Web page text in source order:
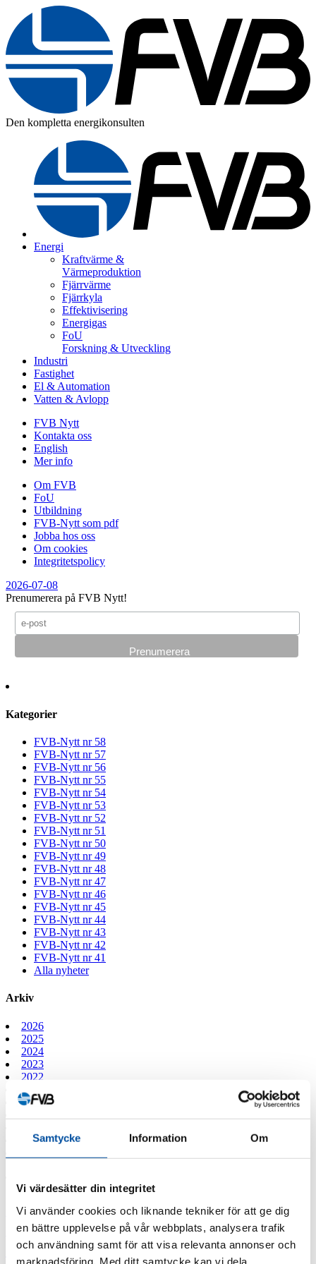
Samtycke Information Om
Vi värdesätter din integritet
Vi använder cookies och liknande tekniker för att ge dig
en bättre upplevelse på vår webbplats, analysera trafik
och användning samt för att visa relevanta annonser och
marknadsföring. Med ditt samtycke kan vi dela
Den kompletta energikonsulten
Energi
Kraftvärme &
Värmeproduktion
Fjärrvärme
Fjärrkyla
Effektivisering
Energigas
FoU
Forskning & Utveckling
Industri
Fastighet
El & Automation
Vatten & Avlopp
FVB Nytt
Kontakta oss
English
Mer info
Om FVB
FoU
Utbildning
FVB-Nytt som pdf
Jobba hos oss
Om cookies
Integritetspolicy
2026-07-08
Prenumerera på FVB Nytt!
Kategorier
FVB-Nytt nr 58
FVB-Nytt nr 57
FVB-Nytt nr 56
FVB-Nytt nr 55
FVB-Nytt nr 54
FVB-Nytt nr 53
FVB-Nytt nr 52
FVB-Nytt nr 51
FVB-Nytt nr 50
FVB-Nytt nr 49
FVB-Nytt nr 48
FVB-Nytt nr 47
FVB-Nytt nr 46
FVB-Nytt nr 45
FVB-Nytt nr 44
FVB-Nytt nr 43
FVB-Nytt nr 42
FVB-Nytt nr 41
Alla nyheter
Arkiv
2026
2025
2024
2023
2022
2021
2020
2017
Barncancerfonden Bisnode Fjärrvärmekurs FVB stödjer
Barncancerfonden Jobba hos ossJobba på FVB
Lediga tjänsterProfessor emeritus Sven